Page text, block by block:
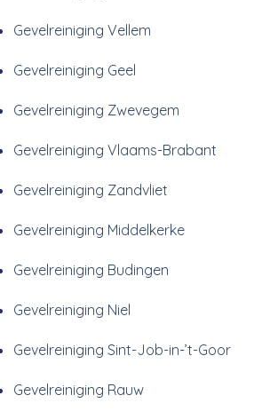
Gevelreiniging Vellem
Gevelreiniging Geel
Gevelreiniging Zwevegem
Gevelreiniging Vlaams-Brabant
Gevelreiniging Zandvliet
Gevelreiniging Middelkerke
Gevelreiniging Budingen
Gevelreiniging Niel
Gevelreiniging Sint-Job-in-’t-Goor
Gevelreiniging Rauw